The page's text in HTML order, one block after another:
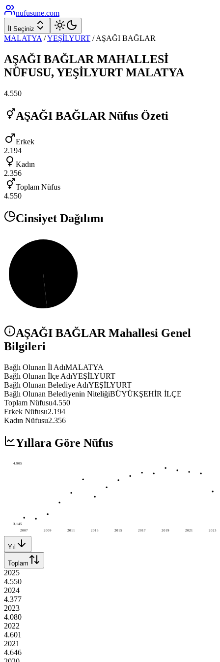
nufusune.com
İl Seçiniz
MALATYA /YEŞİLYURT /AŞAĞI BAĞLAR
AŞAĞI BAĞLAR MAHALLESİ
NÜFUSU, YEŞİLYURT MALATYA
4.550
AŞAĞI BAĞLAR Nüfus Özeti
Erkek
2.194
Kadın
2.356
Toplam Nüfus
4.550
Cinsiyet Dağılımı
AŞAĞI BAĞLARMahallesi Genel
Bilgileri
Bağlı Olunan İl AdıMALATYA
Bağlı Olunan İlçe AdıYEŞİLYURT
Bağlı Olunan Belediye AdıYEŞİLYURT
Bağlı Olunan Belediyenin NiteliğiBÜYÜKŞEHİR İLÇE
Toplam Nüfusu4.550
Erkek Nüfusu2.194
Kadın Nüfusu2.356
Yıllara Göre Nüfus
2007 2009 2011 2013 2015 2017 2019 2021 2023
4.905
3.145
Yıl
Toplam
2025
4.550
2024
4.377
2023
4.080
2022
4.601
2021
4.646